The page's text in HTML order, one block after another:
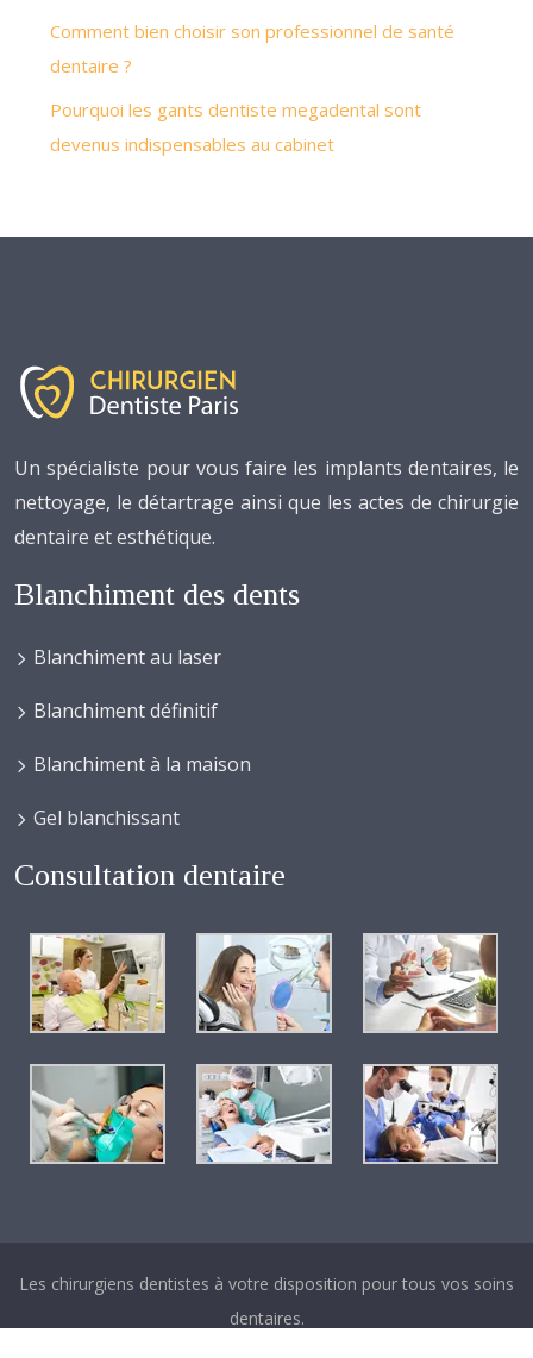
Comment bien choisir son professionnel de santé
dentaire ?
Pourquoi les gants dentiste megadental sont
devenus indispensables au cabinet
Un spécialiste pour vous faire les implants dentaires, le
nettoyage, le détartrage ainsi que les actes de chirurgie
dentaire et esthétique.
Blanchiment des dents
Blanchiment au laser
Blanchiment définitif
Blanchiment à la maison
Gel blanchissant
Consultation dentaire
Les chirurgiens dentistes à votre disposition pour tous vos soins
dentaires.